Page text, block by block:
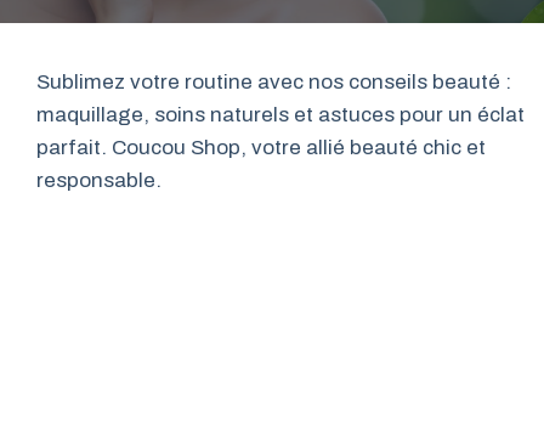
Sublimez votre routine avec nos conseils beauté :
maquillage, soins naturels et astuces pour un éclat
parfait. Coucou Shop, votre allié beauté chic et
responsable.